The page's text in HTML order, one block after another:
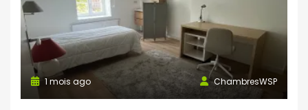
ChambresWSP
1 mois ago